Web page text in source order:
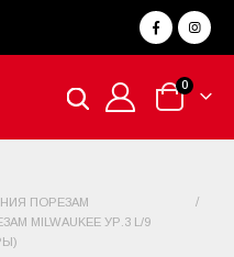
0
ПОРЕЗАМ
MILWAUKEE УР.3 L/9